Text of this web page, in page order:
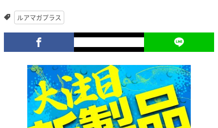
ルアマガプラス